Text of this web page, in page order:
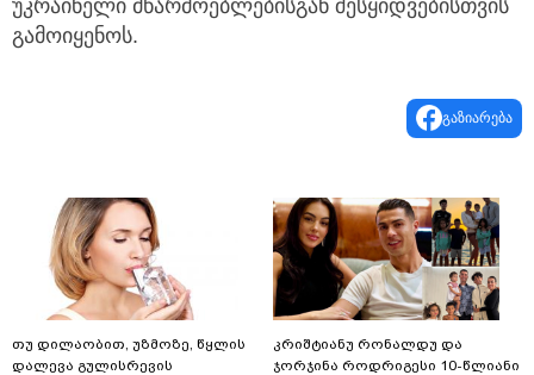
უკრაინელი მწარმოებლებისგან შესყიდვებისთვის
გამოიყენოს.
გაზიარება
თუ დილაობით, უზმოზე, წყლის
დალევა გულისრევის
კრიშტიანუ რონალდუ და
ჯორჯინა როდრიგესი 10-წლიანი